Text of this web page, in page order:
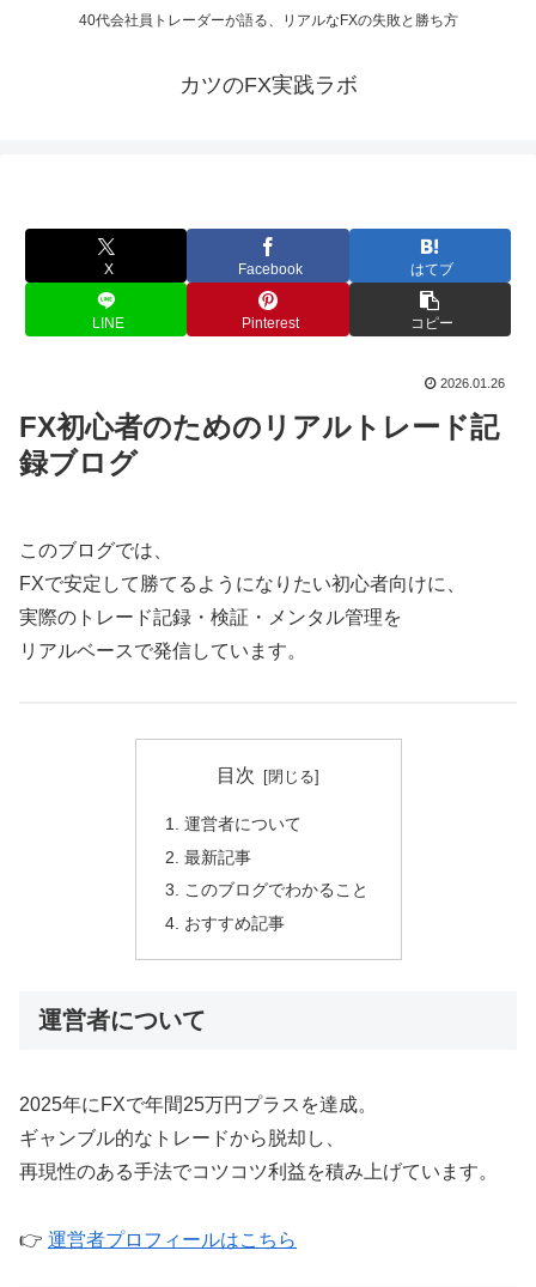
40代会社員トレーダーが語る、リアルなFXの失敗と勝ち方
カツのFX実践ラボ
X Facebook はてブ
LINE Pinterest コピー
2026.01.26
FX初心者のためのリアルトレード記
録ブログ
このブログでは、
FXで安定して勝てるようになりたい初心者向けに、
実際のトレード記録・検証・メンタル管理を
リアルベースで発信しています。
目次
運営者について
最新記事
このブログでわかること
おすすめ記事
運営者について
2025年にFXで年間25万円プラスを達成。
ギャンブル的なトレードから脱却し、
再現性のある手法でコツコツ利益を積み上げています。
👉 運営者プロフィールはこちら